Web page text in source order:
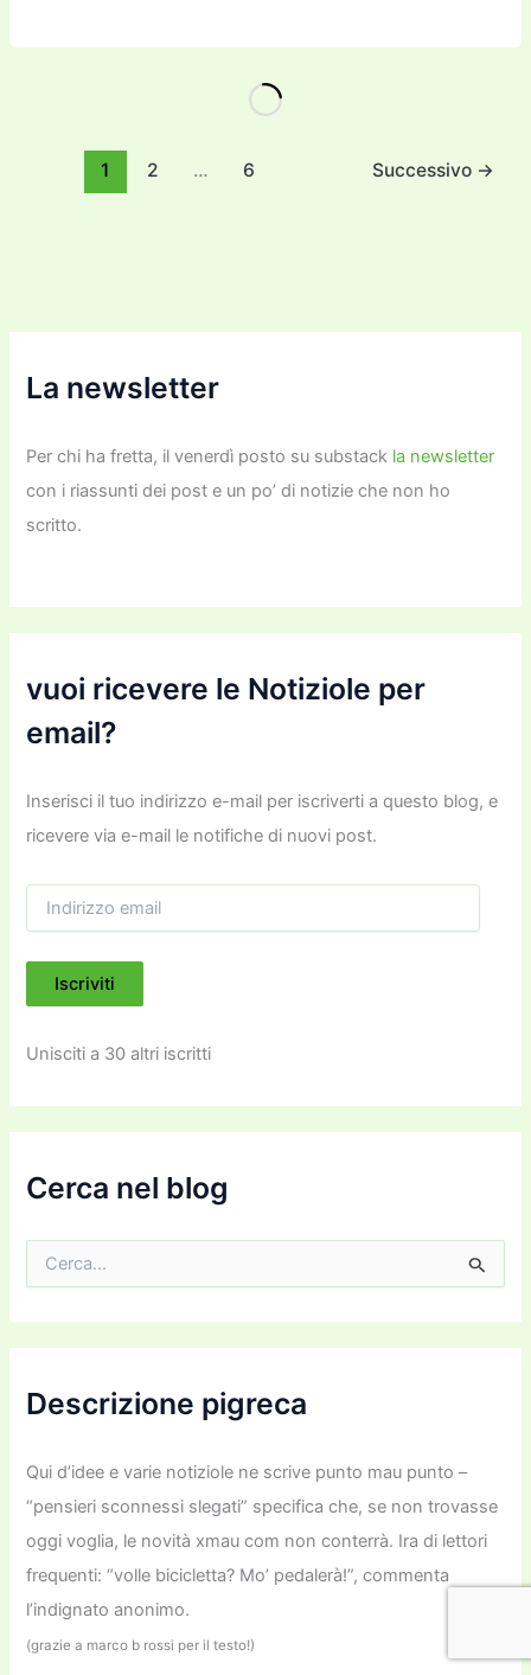
c
o
itt ai ai st
o
d
e p
n
k
n
n
di
1 2 … 6 Successivo →
La newsletter
Per chi ha fretta, il venerdì posto su substack la newsletter
con i riassunti dei post e un po’ di notizie che non ho
scritto.
vuoi ricevere le Notiziole per
email?
Inserisci il tuo indirizzo e-mail per iscriverti a questo blog, e
ricevere via e-mail le notifiche di nuovi post.
i
i
z
e
m
i
Iscriviti
Unisciti a 30 altri iscritti
Cerca nel blog
c
a
Descrizione pigreca
Qui d’idee e varie notiziole ne scrive punto mau punto –
“pensieri sconnessi slegati” specifica che, se non trovasse
oggi voglia, le novità xmau com non conterrà. Ira di lettori
frequenti: “volle bicicletta? Mo’ pedalerà!”, commenta
l’indignato anonimo.
(grazie a marco b rossi per il testo!)